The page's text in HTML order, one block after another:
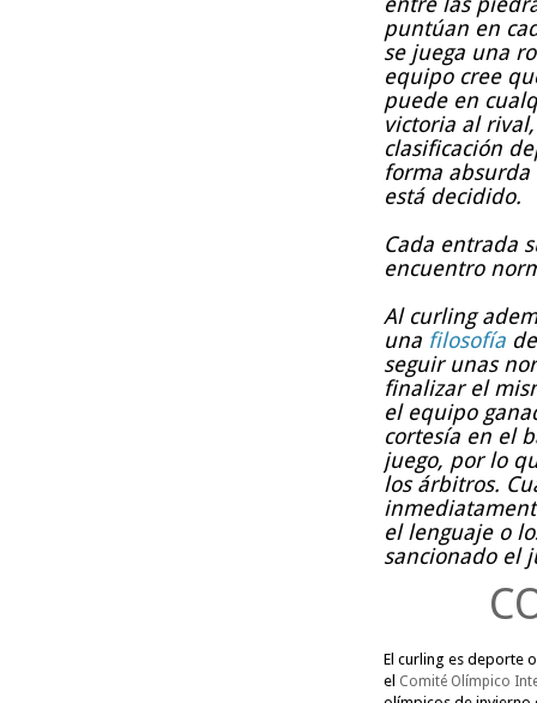
puntúan en
se juega una
equipo cree
puede en
victoria al
clasificación
forma
está decidido.
Cada entrada
encuentro
Al curling
una filosofía
seguir unas
finalizar el
el equipo
cortesía en el
juego, por lo
los árbitros.
el lenguaje o
sancionado el
El curling es deporte
el Comité Olímpico